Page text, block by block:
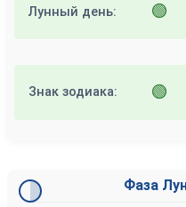
Лунный день: 🟢
Знак зодиака: 🟢
Фаза